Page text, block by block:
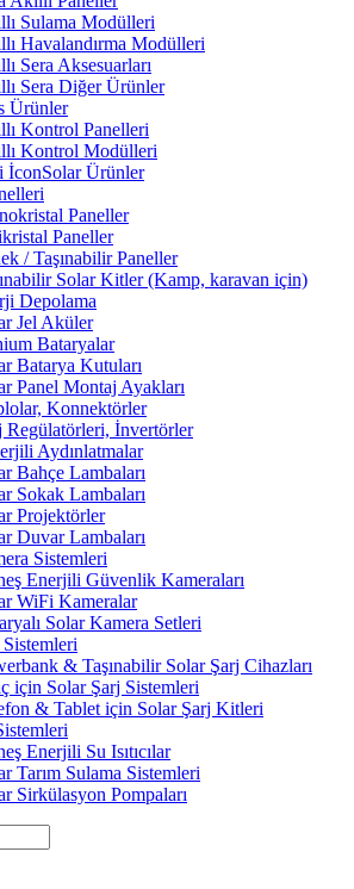
Sulama Modülleri
Havalandırma Modülleri
Sera Aksesuarları
Sera Diğer Ürünler
Ürünler
Kontrol Panelleri
Kontrol Modülleri
Solar Ürünler
Paneller
Paneller
/ Taşınabilir Paneller
Solar Kitler (Kamp, karavan için)
Depolama
Jel Aküler
Bataryalar
Batarya Kutuları
Panel Montaj Ayakları
Konnektörler
Regülatörleri, İnvertörler
Aydınlatmalar
Bahçe Lambaları
Sokak Lambaları
Projektörler
Duvar Lambaları
Sistemleri
Enerjili Güvenlik Kameraları
WiFi Kameralar
Solar Kamera Setleri
& Taşınabilir Solar Şarj Cihazları
için Solar Şarj Sistemleri
& Tablet için Solar Şarj Kitleri
Enerjili Su Isıtıcılar
Tarım Sulama Sistemleri
Sirkülasyon Pompaları